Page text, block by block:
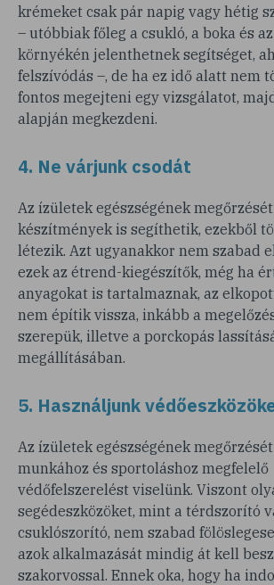
krémeket csak pár napig vagy hétig
– utóbbiak főleg a csukló, a boka és
környékén jelenthetnek segítséget,
felszívódás –, de ha ez idő alatt nem
fontos megejteni egy vizsgálatot,
alapján megkezdeni.
4. Ne várjunk csodát
Az ízületek egészségének
készítmények is segíthetik, ezekből
létezik. Azt ugyanakkor nem szabad
ezek az étrend-kiegészítők, még ha
anyagokat is tartalmaznak, az
nem építik vissza, inkább a
szerepük, illetve a porckopás
megállításában.
5. Használjunk
Az ízületek egészségének
munkához és sportoláshoz megfelelő
védőfelszerelést viselünk. Viszont
segédeszközöket, mint a térdszorító
csuklószorító, nem szabad
azok alkalmazását mindig át kell
szakorvossal. Ennek oka, hogy ha